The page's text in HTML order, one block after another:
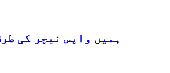
ہمیں واپس نیچر کی